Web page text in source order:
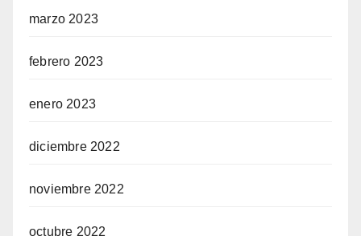
marzo 2023
febrero 2023
enero 2023
diciembre 2022
noviembre 2022
octubre 2022